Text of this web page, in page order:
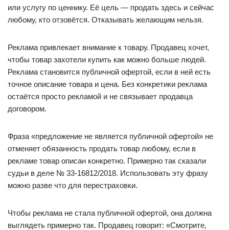
или услугу по ценнику. Её цель — продать здесь и сейчас
любому, кто отзовётся. Отказывать желающим нельзя.
Реклама привлекает внимание к товару. Продавец хочет,
чтобы товар захотели купить как можно больше людей.
Реклама становится публичной офертой, если в ней есть
точное описание товара и цена. Без конкретики реклама
остаётся просто рекламой и не связывает продавца
договором.
Фраза «предложение не является публичной офертой» не
отменяет обязанность продать товар любому, если в
рекламе товар описан конкретно. Примерно так сказали
судьи в деле № 33-16812/2018. Использовать эту фразу
можно разве что для перестраховки.
Чтобы реклама не стала публичной офертой, она должна
выглядеть примерно так. Продавец говорит: «Смотрите,